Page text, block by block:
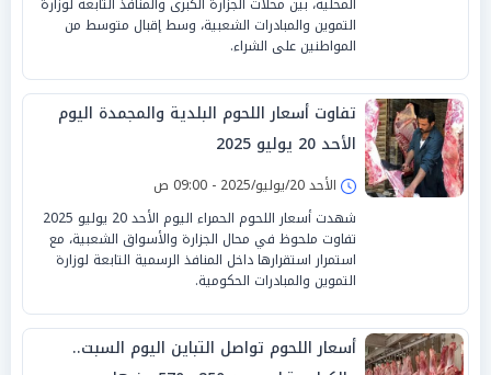
التموين والمبادرات الشعبية، وسط إقبال متوسط من
المواطنين على الشراء.
تفاوت أسعار اللحوم البلدية والمجمدة اليوم
الأحد 20 يوليو 2025
الأحد 20/يوليو/2025 - 09:00 ص
شهدت أسعار اللحوم الحمراء اليوم الأحد 20 يوليو 2025
تفاوت ملحوظ في محال الجزارة والأسواق الشعبية، مع
استمرار استقرارها داخل المنافذ الرسمية التابعة لوزارة
التموين والمبادرات الحكومية.
أسعار اللحوم تواصل التباين اليوم السبت..